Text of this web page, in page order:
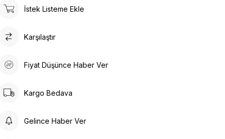
Ürün Ölçüsü
Boy: 133 cm Göğüs: 48 cm Bel: 50 cm Kalça: 56 cm
Yıkama Talimatı :
ile 85F)
Çözücü Kullanınız
Çamaşır Suyu Kullanmayınız
İstek Listeme Ekle
Karşılaştır
Fiyat Düşünce Haber Ver
Kargo Bedava
Gelince Haber Ver